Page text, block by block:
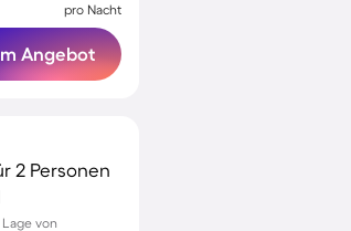
pro Nacht
Angebot
2 Personen
von